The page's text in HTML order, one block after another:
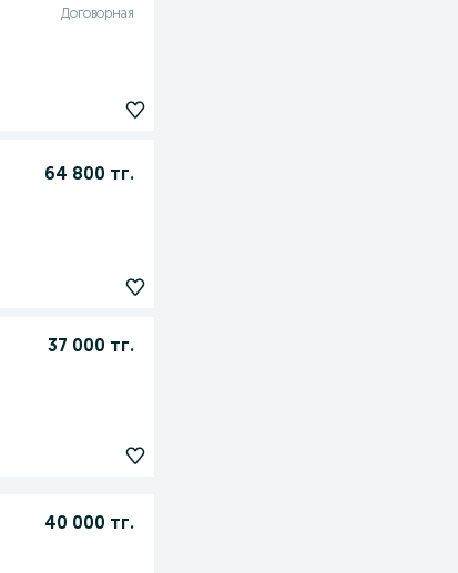
Договорная
64 800 тг.
37 000 тг.
40 000 тг.